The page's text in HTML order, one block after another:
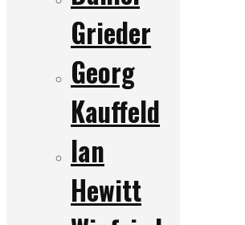
Grieder
Georg
Kauffeld
Ian
Hewitt